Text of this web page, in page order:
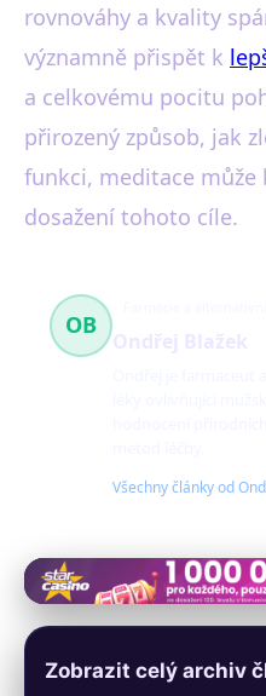
rovnováhy a kvality
významně přispět k
a celkovému pocitu
přirozený způsob, jak
funkci, meditace
dosažení tohoto cíle.
OB
Všechny články od
Zobrazit celý archiv